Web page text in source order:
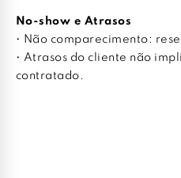
No-show e Atrasos
• Não comparecimento:
• Atrasos do cliente não
contratado.